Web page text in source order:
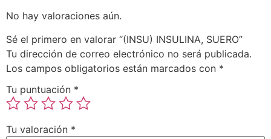
No hay valoraciones aún.
Sé el primero en valorar “(INSU) INSULINA, SUERO”
Tu dirección de correo electrónico no será publicada.
Los campos obligatorios están marcados con *
Tu puntuación *
Tu valoración *